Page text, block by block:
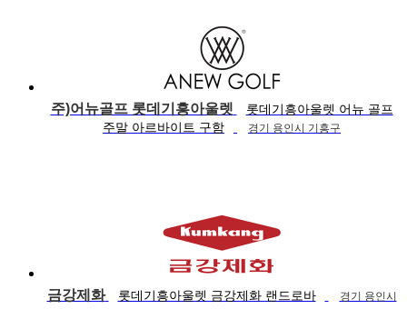
주)어뉴골프 롯데기흥아울렛
롯데기흥아울렛 어뉴 골프
주말 아르바이트 구함
경기 용인시 기흥구
금강제화 롯데기흥아울렛 금강제화 랜드로바
경기 용인시